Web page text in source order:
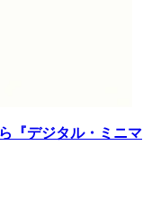
『デジタル・ミニマ